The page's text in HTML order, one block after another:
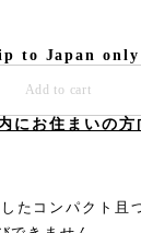
to Japan only
Add to cart
にお住まいの方
たコンパクト且